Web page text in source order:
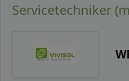
Servicetechniker